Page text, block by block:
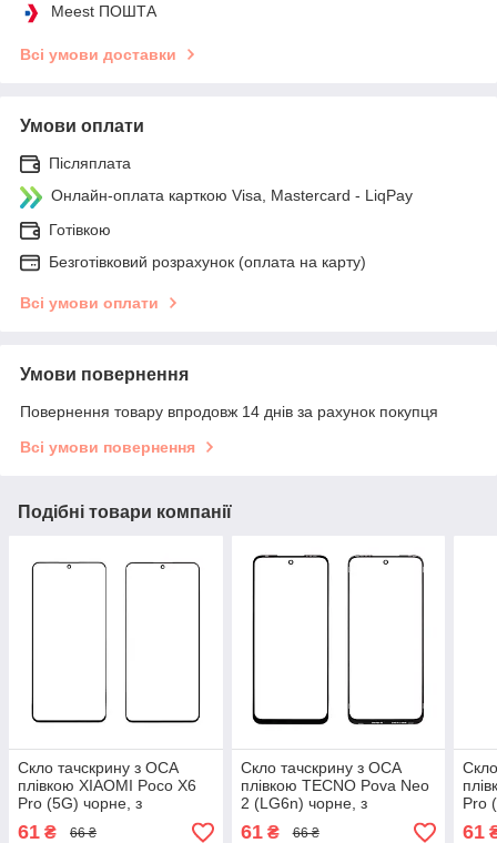
Meest ПОШТА
Всі умови доставки
Умови оплати
Післяплата
Онлайн-оплата карткою Visa, Mastercard - LiqPay
Готівкою
Безготівковий розрахунок (оплата на карту)
Всі умови оплати
Умови повернення
Повернення товару впродовж 14 днів за рахунок покупця
Всі умови повернення
Подібні товари компанії
Скло тачскрину з OCA
плівкою XIAOMI Poco X6
Pro (5G) чорне, з
олеофобним покриттям,
загартоване
61 ₴ 66 ₴
Скло тачскрину з OCA
плівкою TECNO Pova Neo
2 (LG6n) чорне, з
олеофобним покриттям,
загартоване
61₴ 66 ₴
Pro
61